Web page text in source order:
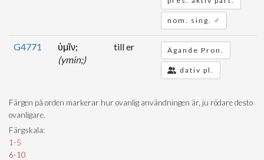
nom. sing. ♂
G4771
ὑμῖν;
(ymin;)
till er Ägande Pron.
dativ pl.
Färgen på orden markerar hur ovanlig användningen är, ju rödare desto
ovanligare.
Färgskala:
1-5
6-10